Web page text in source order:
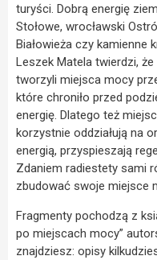
turyści. Dobrą energię
Stołowe, wrocławski
Białowieża czy kamienne
Leszek Matela twierdzi,
tworzyli miejsca mocy
które chroniło przed
energię. Dlatego też
korzystnie oddziałują na
energią, przyspieszają
Zdaniem radiestety sami
zbudować swoje miejsce
Fragmenty pochodzą z
po miejscach mocy”
znajdziesz: opisy